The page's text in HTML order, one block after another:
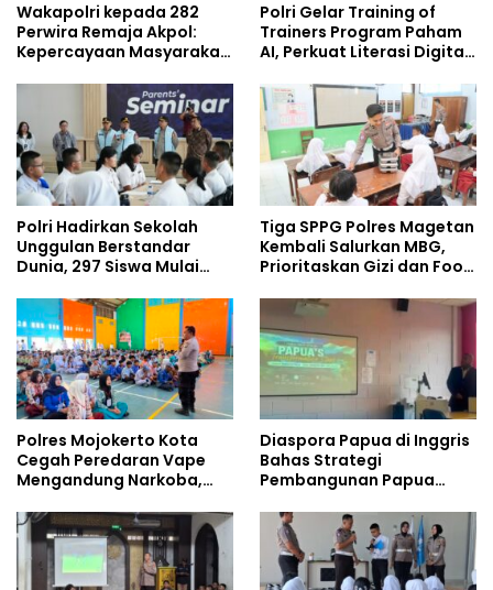
Wakapolri kepada 282
Perwira Remaja Akpol:
Kepercayaan Masyarakat
Polri Gelar Training of
Trainers Program Paham
AI, Perkuat Literasi Digital
Polri Hadirkan Sekolah
Unggulan Berstandar
Dunia, 297 Siswa Mulai
Tiga SPPG Polres Magetan
Kembali Salurkan MBG,
Prioritaskan Gizi dan Food
Polres Mojokerto Kota
Cegah Peredaran Vape
Mengandung Narkoba,
Kalangan Remaja
Diaspora Papua di Inggris
Bahas Strategi
Pembangunan Papua
Doktoral Internasional